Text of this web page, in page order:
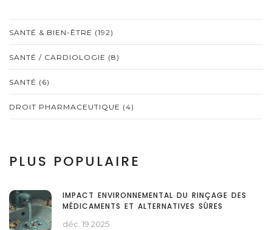
SANTÉ & BIEN-ÊTRE (192)
SANTÉ / CARDIOLOGIE (8)
SANTÉ (6)
DROIT PHARMACEUTIQUE (4)
PLUS POPULAIRE
IMPACT ENVIRONNEMENTAL DU RINÇAGE DES
MÉDICAMENTS ET ALTERNATIVES SÛRES
déc. 19 2025